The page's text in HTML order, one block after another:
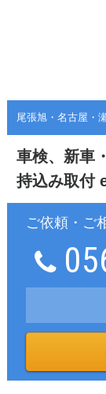
尾張旭・名古屋・
車検、新車
持込み取付
ご依頼・ご